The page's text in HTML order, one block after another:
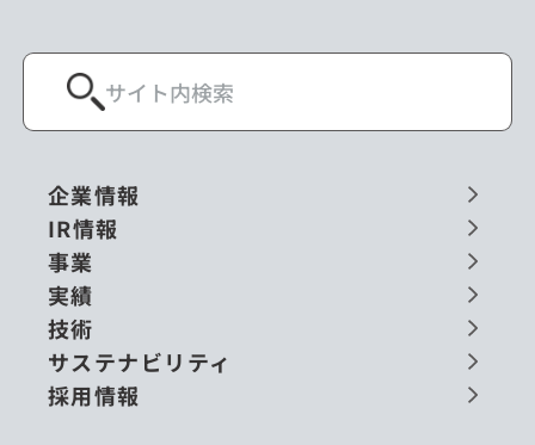
企業情報
IR情報
事業
実績
技術
サステナビリティ
採用情報